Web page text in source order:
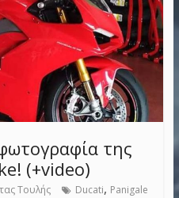
της
(+video)
Τουλής Ducati, Panigale